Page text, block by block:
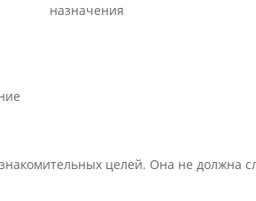
назначения
целей. Она не должна